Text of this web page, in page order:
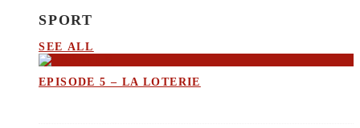
SPORT
SEE ALL
EPISODE 5 – LA LOTERIE